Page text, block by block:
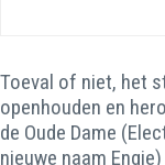
Toeval of niet, het
openhouden en
de Oude Dame
nieuwe naam